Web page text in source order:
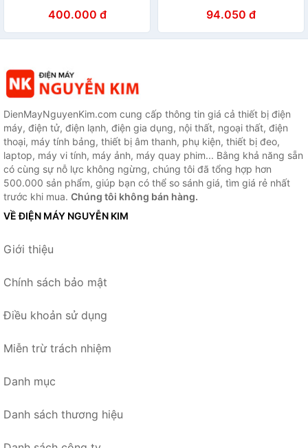
Chống nước toàn phần -
Cổng Usb
400.000 đ
GIAO NGẪU NHIÊN
94.050 đ
DienMayNguyenKim.com cung cấp thông tin giá cả thiết bị điện
máy, điện tử, điện lạnh, điện gia dụng, nội thất, ngoại thất, điện
thoại, máy tính bảng, thiết bị âm thanh, phụ kiện, thiết bị đeo,
laptop, máy vi tính, máy ảnh, máy quay phim... Bằng khả năng sẵn
có cùng sự nỗ lực không ngừng, chúng tôi đã tổng hợp hơn
500.000 sản phẩm, giúp bạn có thể so sánh giá, tìm giá rẻ nhất
trước khi mua. Chúng tôi không bán hàng.
VỀ ĐIỆN MÁY NGUYỄN KIM
Giới thiệu
Chính sách bảo mật
Điều khoản sử dụng
Miễn trừ trách nhiệm
Danh mục
Danh sách thương hiệu